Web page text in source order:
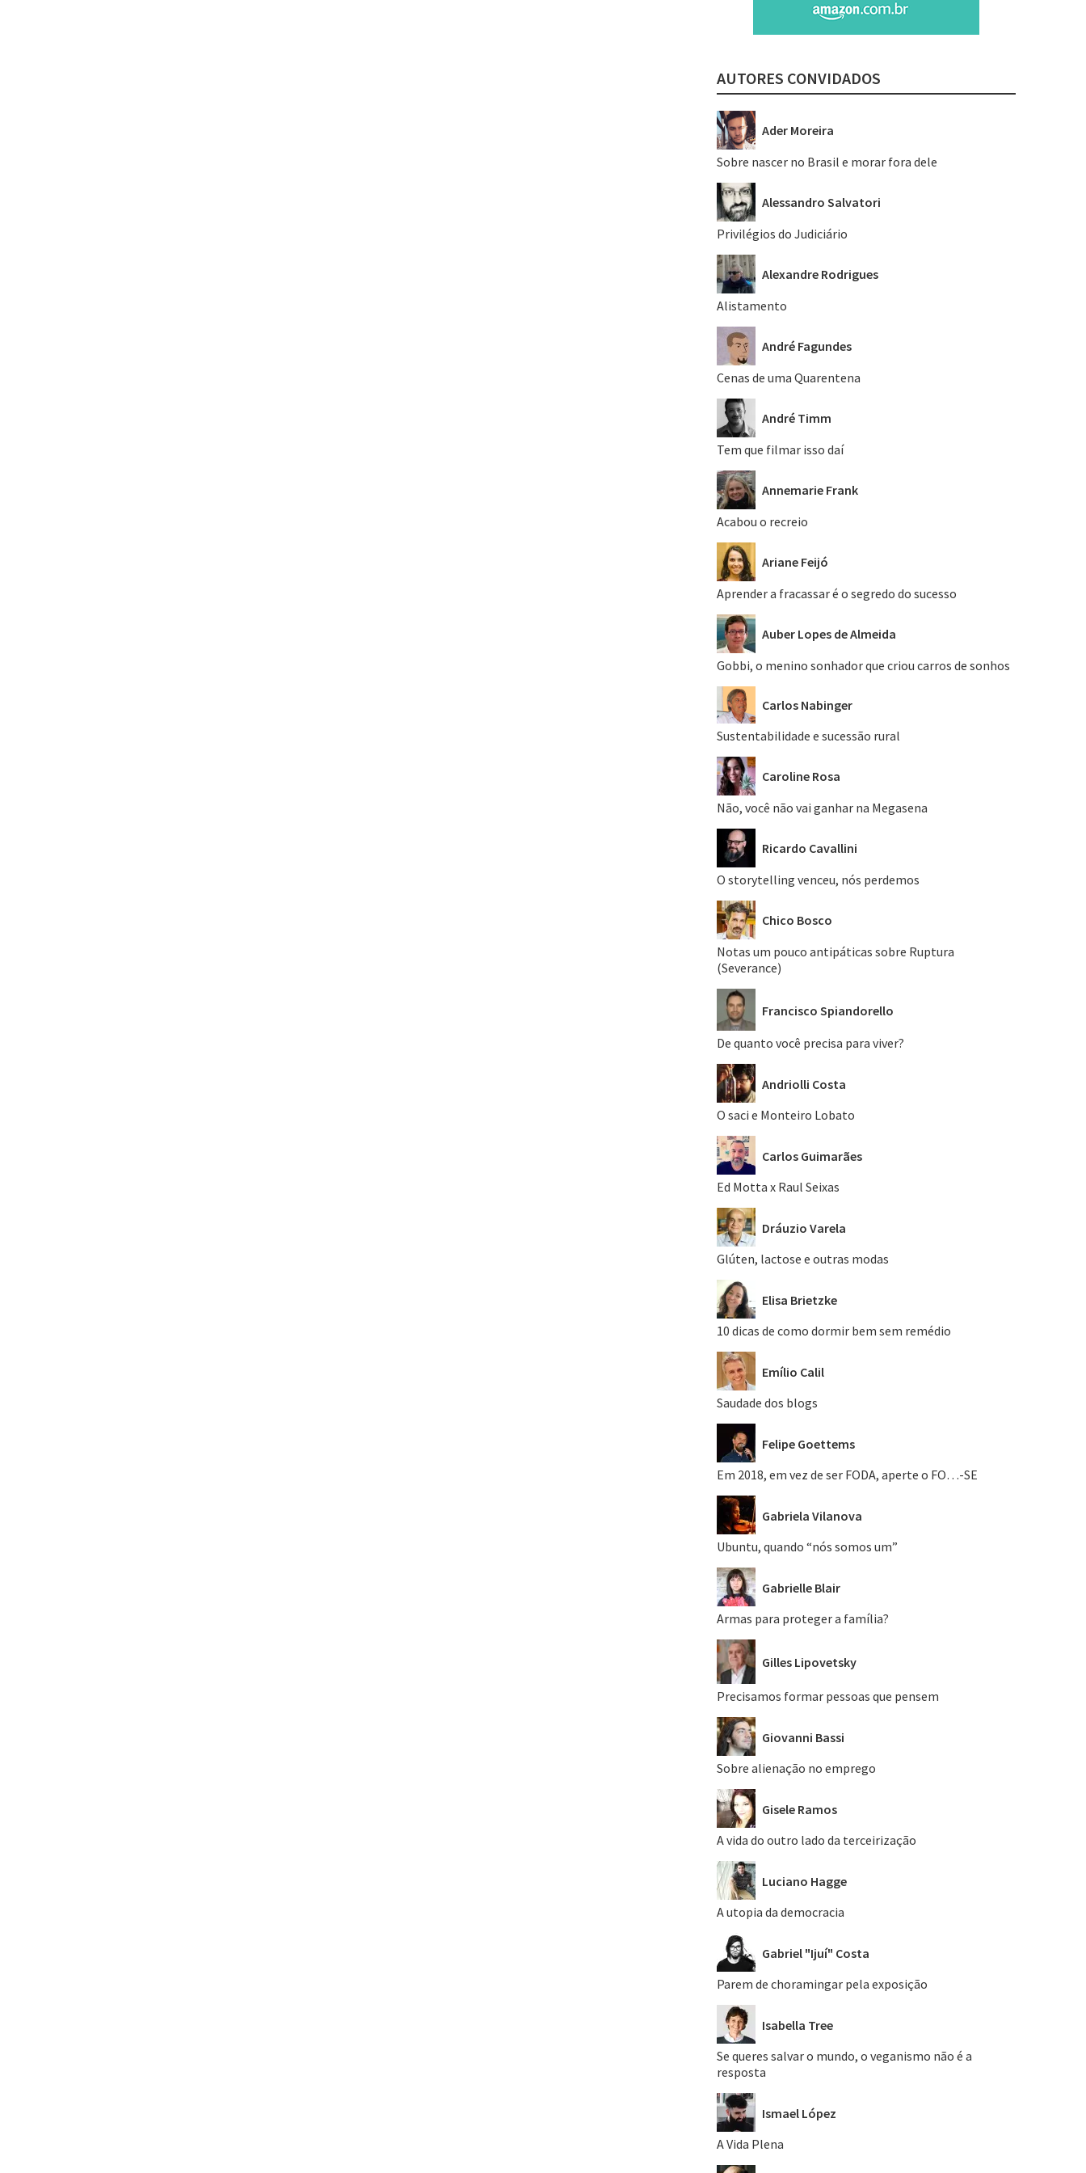
AUTORES CONVIDADOS
Ader Moreira
Sobre nascer no Brasil e morar fora dele
Alessandro Salvatori
Privilégios do Judiciário
Alexandre Rodrigues
Alistamento
André Fagundes
Cenas de uma Quarentena
André Timm
Tem que filmar isso daí
Annemarie Frank
Acabou o recreio
Ariane Feijó
Aprender a fracassar é o segredo do sucesso
Auber Lopes de Almeida
Gobbi, o menino sonhador que criou carros de sonhos
Carlos Nabinger
Sustentabilidade e sucessão rural
Caroline Rosa
Não, você não vai ganhar na Megasena
Ricardo Cavallini
O storytelling venceu, nós perdemos
Chico Bosco
Notas um pouco antipáticas sobre Ruptura
(Severance)
Francisco Spiandorello
De quanto você precisa para viver?
Andriolli Costa
O saci e Monteiro Lobato
Carlos Guimarães
Ed Motta x Raul Seixas
Dráuzio Varela
Glúten, lactose e outras modas
Elisa Brietzke
10 dicas de como dormir bem sem remédio
Emílio Calil
Saudade dos blogs
Felipe Goettems
Em 2018, em vez de ser FODA, aperte o FO…-SE
Gabriela Vilanova
Ubuntu, quando “nós somos um”
Gabrielle Blair
Armas para proteger a família?
Gilles Lipovetsky
Precisamos formar pessoas que pensem
Giovanni Bassi
Sobre alienação no emprego
Gisele Ramos
A vida do outro lado da terceirização
Luciano Hagge
A utopia da democracia
Gabriel "Ijuí" Costa
Parem de choramingar pela exposição
Isabella Tree
Se queres salvar o mundo, o veganismo não é a
resposta
Ismael López
A Vida Plena